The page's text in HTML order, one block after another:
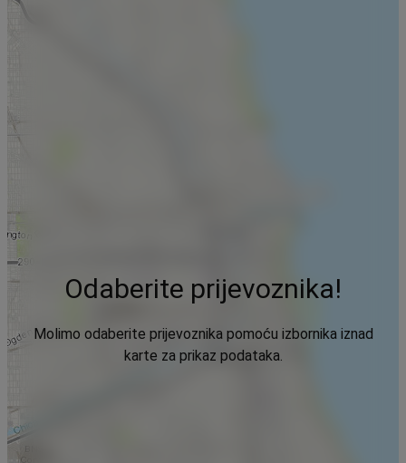
Odaberite prijevoznika!
Molimo odaberite prijevoznika pomoću izbornika iznad
karte za prikaz podataka.